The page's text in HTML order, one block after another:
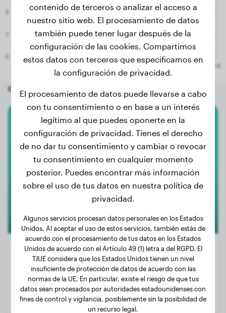
Otros perros aleatorios
Labrador Retriever
Brownie
Peso:
30 kg
Edad:
3 años, 7 meses
Género:
Perro macho
contenido de terceros o analizar el acceso a
nuestro sitio web. El procesamiento de datos
también puede tener lugar después de la
configuración de las cookies. Compartimos
estos datos con terceros que especificamos en
la configuración de privacidad.
El procesamiento de datos puede llevarse a cabo
con tu consentimiento o en base a un interés
legítimo al que puedes oponerte en la
configuración de privacidad. Tienes el derecho
de no dar tu consentimiento y cambiar o revocar
tu consentimiento en cualquier momento
posterior. Puedes encontrar más información
sobre el uso de tus datos en nuestra política de
privacidad.
Algunos servicios procesan datos personales en los Estados
Unidos. Al aceptar el uso de estos servicios, también estás de
acuerdo con el procesamiento de tus datos en los Estados
Unidos de acuerdo con el Artículo 49 (1) letra a del RGPD. El
TJUE considera que los Estados Unidos tienen un nivel
insuficiente de protección de datos de acuerdo con las
normas de la UE. En particular, existe el riesgo de que tus
datos sean procesados por autoridades estadounidenses con
fines de control y vigilancia, posiblemente sin la posibilidad de
un recurso legal.